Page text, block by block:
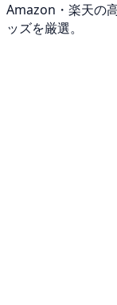
Amazon・楽天の
ッズを厳選。